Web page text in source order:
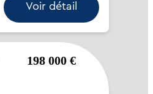
Voir détail
198 000 €